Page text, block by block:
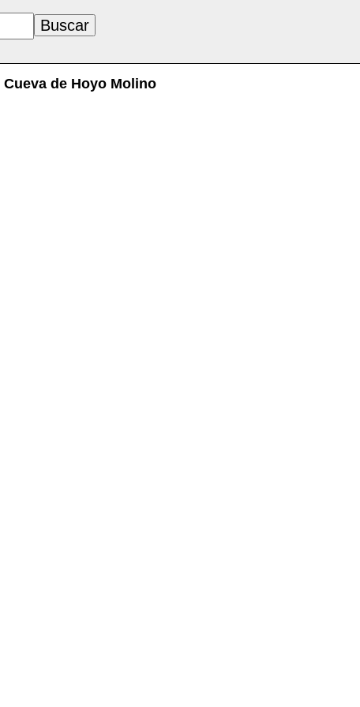
Cueva de Hoyo Molino